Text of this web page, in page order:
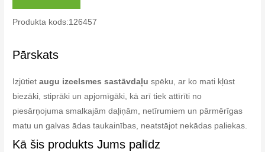
Produkta kods:126457
Pārskats
Izjūtietaugu izcelsmes sastāvdaļu spēku, ar ko mati kļūst
biezāki, stiprāki un apjomīgāki, kā arī tiek attīrīti no
piesārņojuma smalkajām daļiņām, netīrumiem un pārmērīgas
matu un galvas ādas taukainības, neatstājot nekādas paliekas.
Kā šis produkts Jums palīdz